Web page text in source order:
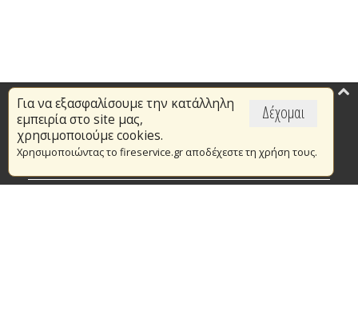
Δέχομαι
Για να εξασφαλίσουμε την κατάλληλη
εμπειρία στο site μας,
χρησιμοποιούμε cookies.
Χρησιμοποιώντας το fireservice.gr αποδέχεστε τη χρήση τους.
Επικαιρότητα
Το Πυροσβεστικό Σώμα